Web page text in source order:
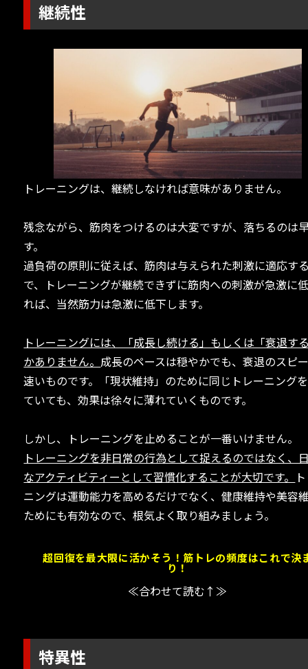
継続性
トレーニングは、継続しなければ意味がありません。
残念ながら、筋肉をつけるのは大変ですが、落ちるのは
す。
過負荷の原則に従えば、筋肉は与えられた刺激に適応す
で、トレーニングが継続できずに筋肉への刺激が急激に
れば、当然筋力は急激に低下します。
トレーニングには、「成長し続ける」もしくは「衰退す
かありません。 成長のペースは穏やかでも、衰退のスピ
速いものです。「現状維持」のために同じトレーニング
ていても、効果は徐々に薄れていくものです。
しかし、トレーニングを止めることが一番いけません。
トレーニングを非日常の行為として捉えるのではなく、
なアクティビティーとして習慣化することが大切です。
ニングは運動能力を高めるだけでなく、健康維持や美容
ためにも有効なので、根気よく取り組みましょう。
超回復を最大限に活かそう！筋トレの頻度はこれで決
り！
≪合わせて読む↑≫
特異性